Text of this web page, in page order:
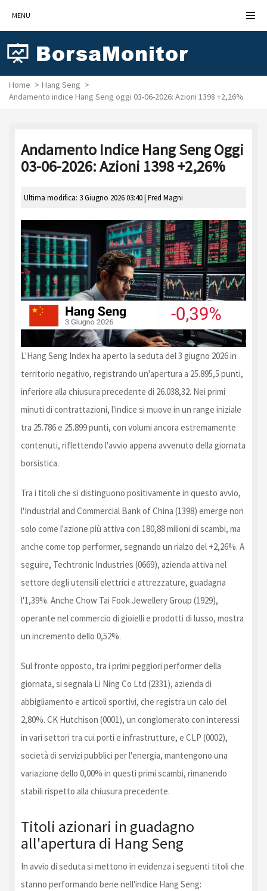
MENU
Home
Hang Seng
Andamento indice Hang Seng oggi 03-06-2026: Azioni 1398 +2,26%
Andamento Indice Hang Seng Oggi
03-06-2026: Azioni 1398 +2,26%
Ultima modifica: 3 Giugno 2026 03:40 | Fred Magni
L'Hang Seng Index ha aperto la seduta del 3 giugno 2026 in
territorio negativo, registrando un'apertura a 25.895,5 punti,
inferiore alla chiusura precedente di 26.038,32. Nei primi
minuti di contrattazioni, l'indice si muove in un range iniziale
tra 25.786 e 25.899 punti, con volumi ancora estremamente
contenuti, riflettendo l'avvio appena avvenuto della giornata
borsistica.
Tra i titoli che si distinguono positivamente in questo avvio,
l'Industrial and Commercial Bank of China (1398) emerge non
solo come l'azione più attiva con 180,88 milioni di scambi, ma
anche come top performer, segnando un rialzo del +2,26%. A
seguire, Techtronic Industries (0669), azienda attiva nel
settore degli utensili elettrici e attrezzature, guadagna
l'1,39%. Anche Chow Tai Fook Jewellery Group (1929),
operante nel commercio di gioielli e prodotti di lusso, mostra
un incremento dello 0,52%.
Sul fronte opposto, tra i primi peggiori performer della
giornata, si segnala Li Ning Co Ltd (2331), azienda di
abbigliamento e articoli sportivi, che registra un calo del
2,80%. CK Hutchison (0001), un conglomerato con interessi
in vari settori tra cui porti e infrastrutture, e CLP (0002),
società di servizi pubblici per l'energia, mantengono una
variazione dello 0,00% in questi primi scambi, rimanendo
stabili rispetto alla chiusura precedente.
Titoli azionari in guadagno
all'apertura di Hang Seng
In avvio di seduta si mettono in evidenza i seguenti titoli che
stanno performando bene nell'indice Hang Seng: